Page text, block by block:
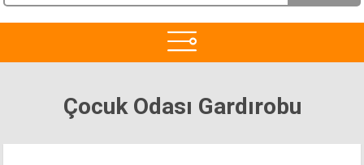
Çocuk Odası Gardırobu